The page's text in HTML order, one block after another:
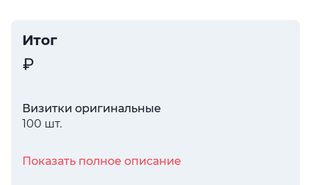
Итог
Визитки оригинальные
100 шт.
Показать полное описание